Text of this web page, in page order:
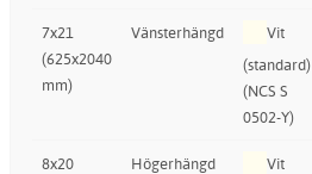
7x21
(625x2040
mm)
Vänsterhängd
Vit
(standard)
(NCS S
0502-Y)
8x20
Högerhängd
Vit